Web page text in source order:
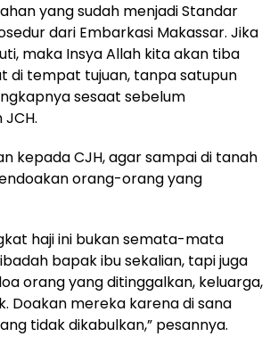
yang sudah menjadi Standar
dari Embarkasi Makassar. Jika
maka Insya Allah kita akan tiba
di tempat tujuan, tanpa satupun
sesaat sebelum
kepada CJH, agar sampai di tanah
orang-orang yang
haji ini bukan semata-mata
bapak ibu sekalian, tapi juga
orang yang ditinggalkan, keluarga,
Doakan mereka karena di sana
tidak dikabulkan,” pesannya.